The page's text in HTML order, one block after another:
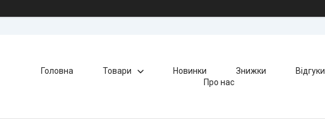
Головна Товари Новинки Знижки Відгуки
Про нас